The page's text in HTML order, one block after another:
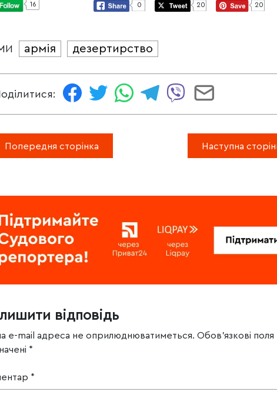
16 0 20 20
армія дезертирство
Попередня сторінка Наступна
відповідь
e-mail адреса не оприлюднюватиметься. Обов’язкові поля
*
*